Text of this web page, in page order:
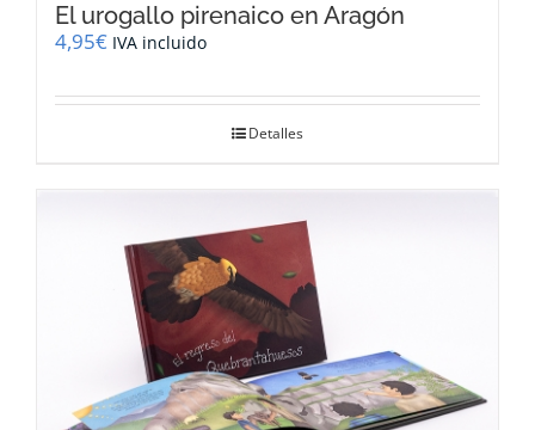
El urogallo pirenaico en Aragón
4,95€ IVA incluido
Detalles